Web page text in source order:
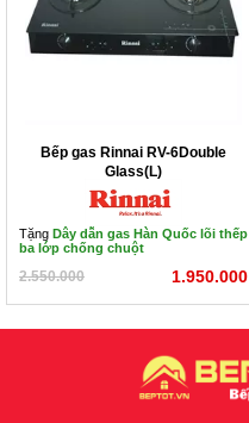
Bếp gas Rinnai RV-6Double
Glass(L)
Tặng Dây dẫn gas Hàn Quốc lõi thếp
ba lớp chống chuột
2.550.000 1.950.000